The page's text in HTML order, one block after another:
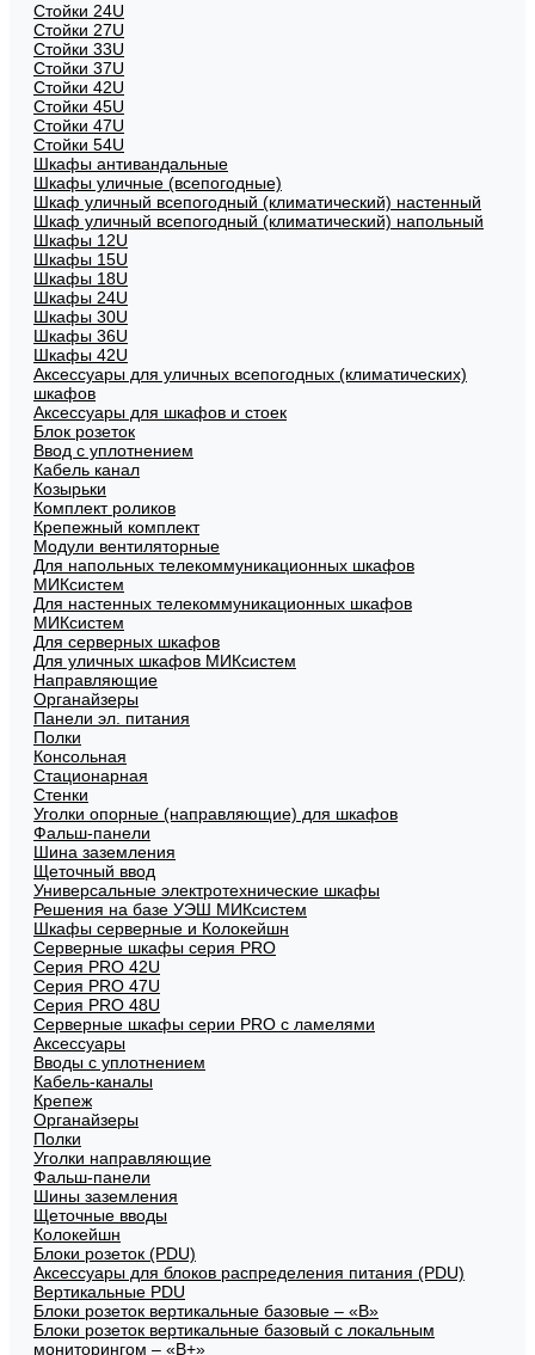
Стойки 24U
Стойки 27U
Стойки 33U
Стойки 37U
Стойки 42U
Стойки 45U
Стойки 47U
Стойки 54U
Шкафы антивандальные
Шкафы уличные (всепогодные)
Шкаф уличный всепогодный (климатический) настенный
Шкаф уличный всепогодный (климатический) напольный
Шкафы 12U
Шкафы 15U
Шкафы 18U
Шкафы 24U
Шкафы 30U
Шкафы 36U
Шкафы 42U
Аксессуары для уличных всепогодных (климатических)
шкафов
Аксессуары для шкафов и стоек
Блок розеток
Ввод с уплотнением
Кабель канал
Козырьки
Комплект роликов
Крепежный комплект
Модули вентиляторные
Для напольных телекоммуникационных шкафов
МИКсистем
Для настенных телекоммуникационных шкафов
МИКсистем
Для серверных шкафов
Для уличных шкафов МИКсистем
Направляющие
Органайзеры
Панели эл. питания
Полки
Консольная
Стационарная
Стенки
Уголки опорные (направляющие) для шкафов
Фальш-панели
Шина заземления
Щеточный ввод
Универсальные электротехнические шкафы
Решения на базе УЭШ МИКсистем
Шкафы серверные и Колокейшн
Серверные шкафы серия PRO
Серия PRO 42U
Серия PRO 47U
Серия PRO 48U
Серверные шкафы серии PRO с ламелями
Аксессуары
Вводы с уплотнением
Кабель-каналы
Крепеж
Органайзеры
Полки
Уголки направляющие
Фальш-панели
Шины заземления
Щеточные вводы
Колокейшн
Блоки розеток (PDU)
Аксессуары для блоков распределения питания (PDU)
Вертикальные PDU
Блоки розеток вертикальные базовые – «В»
Блоки розеток вертикальные базовый с локальным
мониторингом – «В+»